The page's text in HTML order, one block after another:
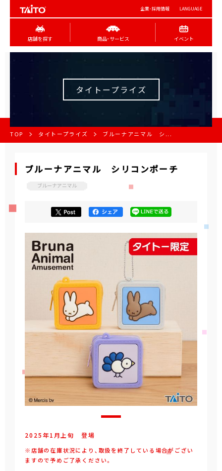
企業･採用情報 LANGUAGE
店舗を探す 商品･サービス イベント
タイトープライズ
TOP タイトープライズ ブルーナアニマル シ...
ブルーナアニマル シリコンポーチ
ブルーナアニマル
2025年1 月 上旬 登場
※店舗の在庫状況により、取扱を終了している場合がござい
ますので予めご了承ください。